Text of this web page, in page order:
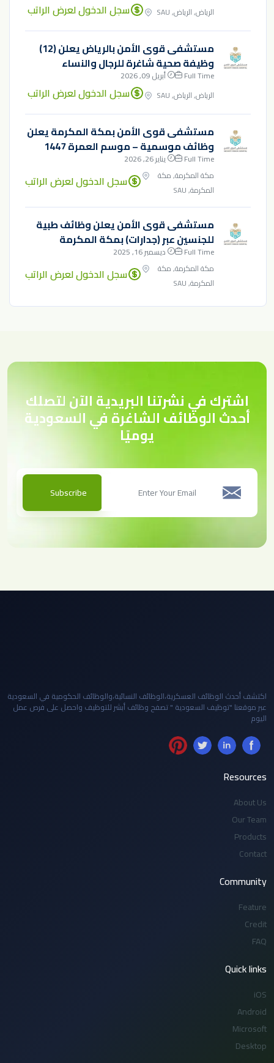
الرياض, الرياض, SAU
سجل الدخول لعرض الراتب
مستشفى قوى الأمن بالرياض يعلن (12)
وظيفة صحية شاغرة للرجال والنساء
Full Time
أبريل 09, 2026
الرياض, الرياض, SAU
سجل الدخول لعرض الراتب
مستشفى قوى الأمن بمكة المكرمة يعلن
وظائف موسمية – موسم العمرة 1447
Full Time
يناير 26, 2026
مكة المكرمة, مكة
المكرمة, SAU
سجل الدخول لعرض الراتب
مستشفى قوى الأمن يعلن وظائف طبية
للجنسين عبر (جدارات) بمكة المكرمة
Full Time
ديسمبر 16, 2025
مكة المكرمة, مكة
المكرمة, SAU
سجل الدخول لعرض الراتب
اشترك في نشرتنا البريدية الآن لتصلك
أحدث الوظائف الشاغرة في السعودية
يوميًا
Subscribe
اكتشف أحدث الوظائف العسكرية،الوظائف النسائية،والوظائف الحكومية في السعودية
عبر موقعنا "توظيف السعودية " تصفح وظائف أبشر للتوظيف واحصل على فرص عمل
اليوم
Resources
About Us
Our Team
Products
Contact
Community
Feature
Credit
FAQ
Quick links
iOS
Android
Microsoft
Desktop